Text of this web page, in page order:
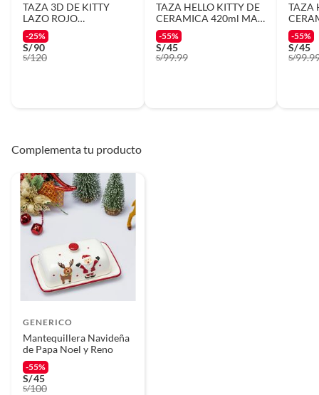
TAZA 3D DE KITTY
LAZO ROJO
COLECCIONABLE
PARA REGALO
-25%
S/90
S/120
TAZA HELLO KITTY DE
CERAMICA 420ml MAS
PLATO 2 PIEZAS
-55%
S/45
S/99.99
TAZA
-55%
S/45
S/
Complementa tu producto
GENERICO
Mantequillera Navideña
de Papa Noel y Reno
-55%
S/45
S/100